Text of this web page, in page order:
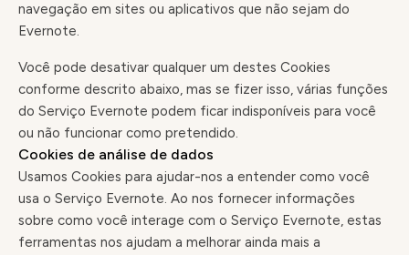
navegação em sites ou aplicativos que não sejam do
Evernote.
Você pode desativar qualquer um destes Cookies
conforme descrito abaixo, mas se fizer isso, várias funções
do Serviço Evernote podem ficar indisponíveis para você
ou não funcionar como pretendido.
Cookies de análise de dados
Usamos Cookies para ajudar-nos a entender como você
usa o Serviço Evernote. Ao nos fornecer informações
sobre como você interage com o Serviço Evernote, estas
ferramentas nos ajudam a melhorar ainda mais a